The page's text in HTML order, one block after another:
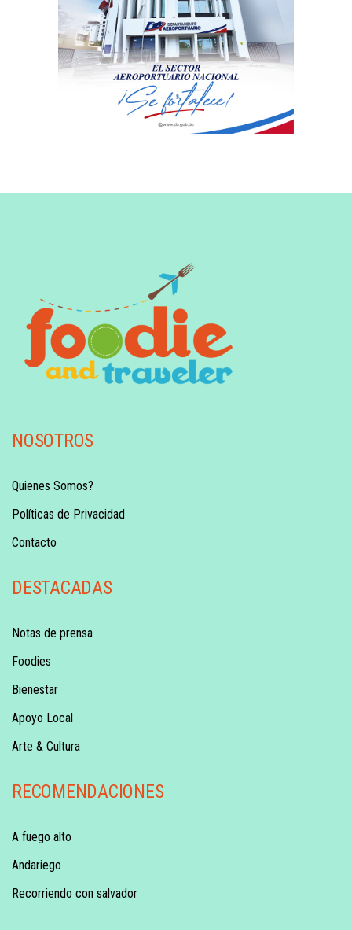
NOSOTROS
Quienes Somos?
Políticas de Privacidad
Contacto
DESTACADAS
Notas de prensa
Foodies
Bienestar
Apoyo Local
Arte & Cultura
RECOMENDACIONES
A fuego alto
Andariego
Recorriendo con salvador